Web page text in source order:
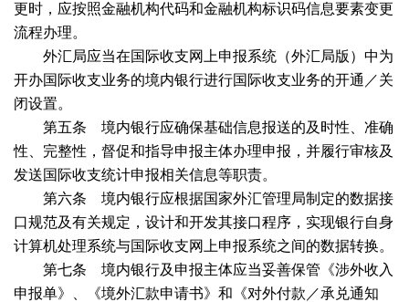
更时，应按照金融机构代码和金融机构标识码信息要素变更
流程办理。
外汇局应当在国际收支网上申报系统（外汇局版）中为
开办国际收支业务的境内银行进行国际收支业务的开通／关
闭设置。
第五条 境内银行应确保基础信息报送的及时性、准确
性、完整性，督促和指导申报主体办理申报，并履行审核及
发送国际收支统计申报相关信息等职责。
第六条 境内银行应根据国家外汇管理局制定的数据接
口规范及有关规定，设计和开发其接口程序，实现银行自身
计算机处理系统与国际收支网上申报系统之间的数据转换。
第七条 境内银行及申报主体应当妥善保管《涉外收入
申报单》、《境外汇款申请书》和《对外付款／承兑通知